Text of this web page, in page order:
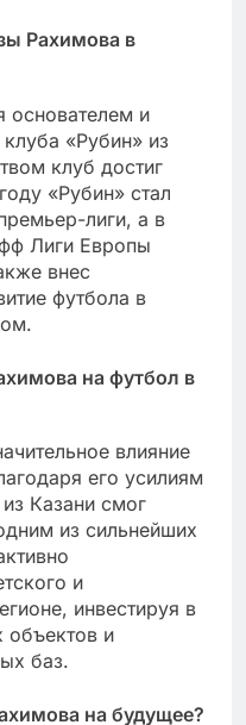
Рахимова в
основателем и
«Рубин» из
клуб достиг
«Рубин» стал
лиги, а в
Лиги Европы
внес
футбола в
на футбол в
влияние
его усилиям
Казани смог
из сильнейших
и
инвестируя в
объектов и
баз.
на будущее?